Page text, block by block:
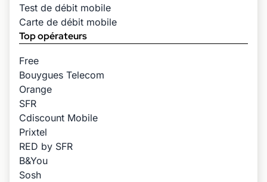
Test de débit mobile
Carte de débit mobile
Top opérateurs
Free
Bouygues Telecom
Orange
SFR
Cdiscount Mobile
Prixtel
RED by SFR
B&You
Sosh